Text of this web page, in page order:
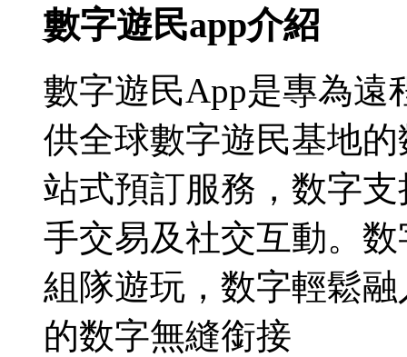
數字遊民app介紹
數字遊民App是專為遠
供全球數字遊民基地的
站式預訂服務，数字
手交易及社交互動。
組隊遊玩，数字輕鬆
的数字無縫銜接